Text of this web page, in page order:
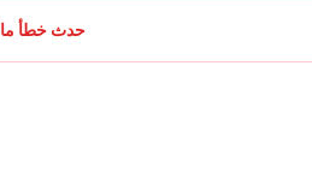
حدث خطأ ما